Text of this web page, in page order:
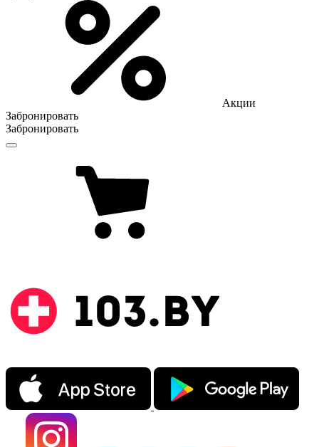
Акции
Забронировать
Забронировать